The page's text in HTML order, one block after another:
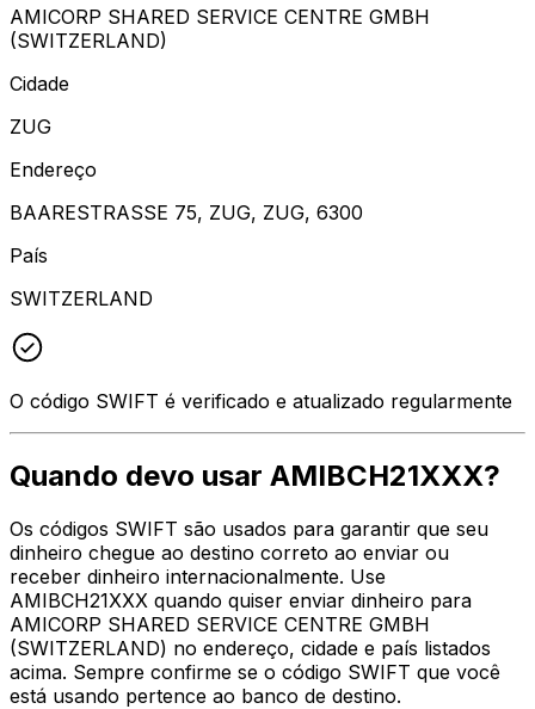
AMICORP SHARED SERVICE CENTRE GMBH
(SWITZERLAND)
Cidade
ZUG
Endereço
BAARESTRASSE 75, ZUG, ZUG, 6300
País
SWITZERLAND
O código SWIFT é verificado e atualizado regularmente
Quando devo usar AMIBCH21XXX?
Os códigos SWIFT são usados para garantir que seu
dinheiro chegue ao destino correto ao enviar ou
receber dinheiro internacionalmente. Use
AMIBCH21XXX quando quiser enviar dinheiro para
AMICORP SHARED SERVICE CENTRE GMBH
(SWITZERLAND) no endereço, cidade e país listados
acima. Sempre confirme se o código SWIFT que você
está usando pertence ao banco de destino.